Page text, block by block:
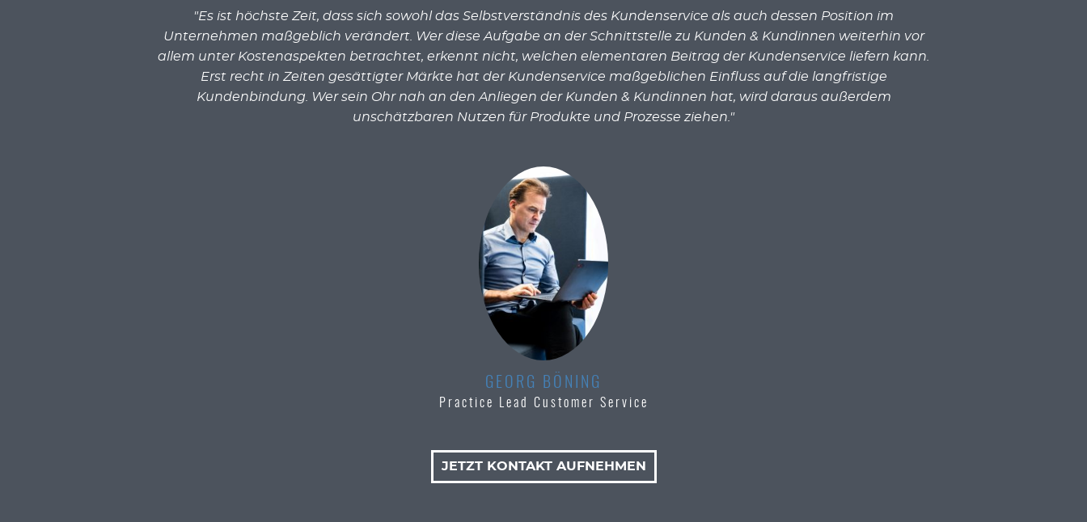
"Es ist höchste Zeit, dass sich sowohl das Selbstverständnis des Kundenservice als auch dessen Position im
Unternehmen maßgeblich verändert. Wer diese Aufgabe an der Schnittstelle zu Kunden & Kundinnen weiterhin vor
allem unter Kostenaspekten betrachtet, erkennt nicht, welchen elementaren Beitrag der Kundenservice liefern kann.
Erst recht in Zeiten gesättigter Märkte hat der Kundenservice maßgeblichen Einfluss auf die langfristige
Kundenbindung. Wer sein Ohr nah an den Anliegen der Kunden & Kundinnen hat, wird daraus außerdem
unschätzbaren Nutzen für Produkte und Prozesse ziehen."
GEORG BÖNING
Practice Lead Customer Service
JETZT KONTAKT AUFNEHMEN